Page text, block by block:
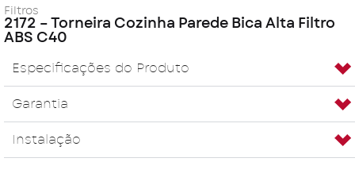
Filtros
2172 – Torneira Cozinha Parede Bica Alta Filtro
ABS C40
Especificações do Produto
Garantia
Instalação